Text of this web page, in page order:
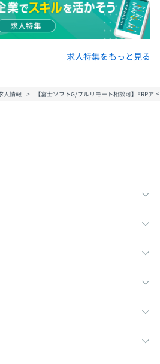
求人特集をもっと見る
人情報 【富士ソフトG/フルリモート相談可】ERP
様へ